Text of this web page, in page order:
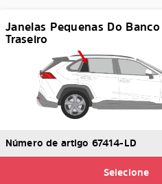
Janelas Pequenas Do Banco
Traseiro
Número de artigo 67414-LD
Selecione